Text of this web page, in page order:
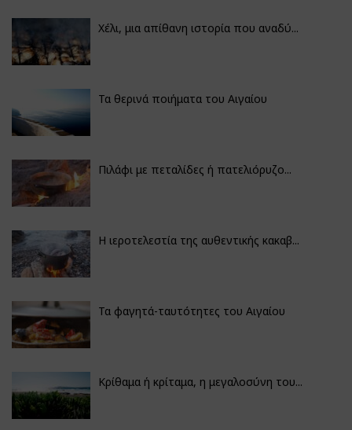
Χέλι, μια απίθανη ιστορία που αναδύ...
Τα θερινά ποιήματα του Αιγαίου
Πιλάφι με πεταλίδες ή πατελιόρυζο...
Η ιεροτελεστία της αυθεντικής κακαβ...
Τα φαγητά-ταυτότητες του Αιγαίου
Κρίθαμα ή κρίταμα, η μεγαλοσύνη του...